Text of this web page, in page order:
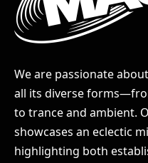
We are passionate
all its diverse
to trance and ambient.
showcases an eclectic
highlighting both